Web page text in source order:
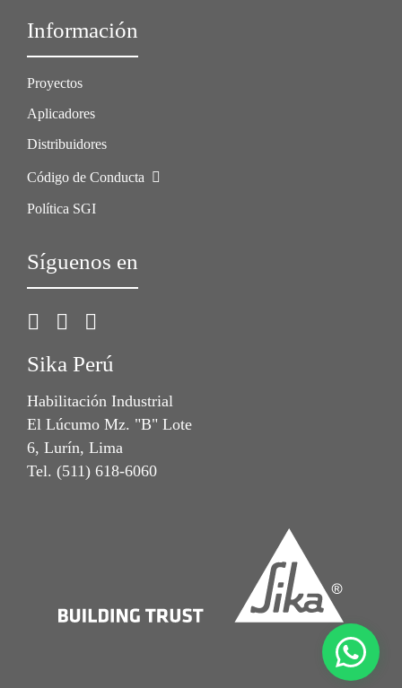
Información
Proyectos
Aplicadores
Distribuidores
Código de Conducta
Política SGI
Síguenos en
Sika Perú
Habilitación Industrial
El Lúcumo Mz. "B" Lote
6, Lurín, Lima
Tel. (511) 618-6060